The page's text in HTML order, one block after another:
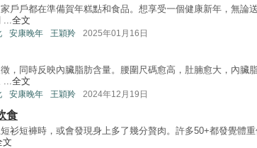
戶戶都在準備賀年糕點和食品。想享受一個健康新年，無論
...全文
安康晚年 王穎羚 2025年01月16日
，同時反映內臟脂肪含量。腰圍尺碼愈高，肚腩愈大，內臟
...全文
安康晚年 王穎羚 2024年12月19日
食
衫短褲時，或會發現身上多了幾分贅肉。許多50+都發覺體
文